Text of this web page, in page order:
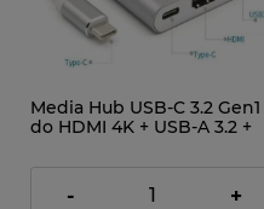
Media Hub USB-C 3.2 Gen1
do HDMI 4K + USB-A 3.2 +
39,90 zł
- +